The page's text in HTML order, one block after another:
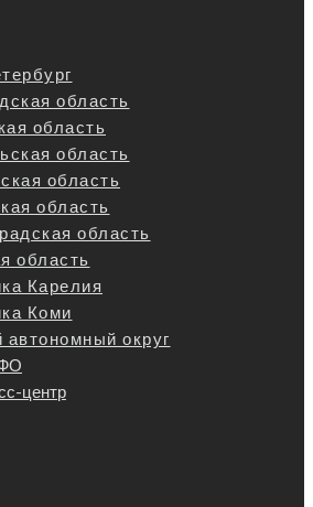
область
область
область
область
область
область
область
Карелия
Коми
автономный округ
центр